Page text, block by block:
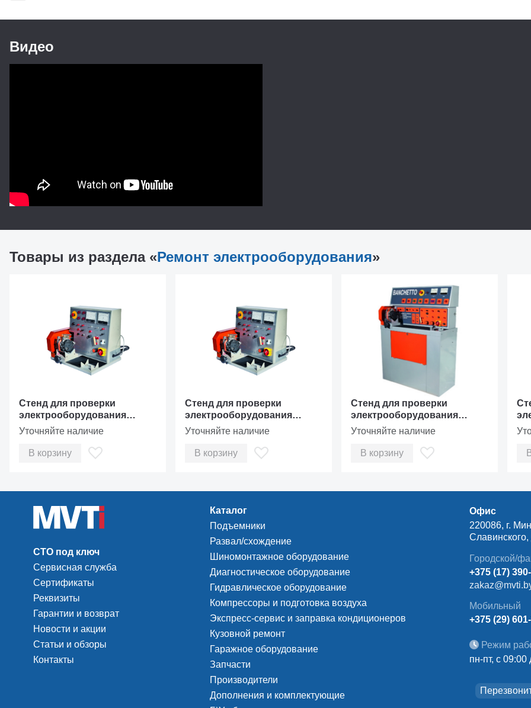
все типы генераторов и стартеров российского и импортного производства
Встроенная плавно-ступенчатая нагрузка позволяет проверить все известные марки генераторов во всем
токоскоростной характеристики (ТСХ) от 0 до 160 А
Презентация Э250 М - стенда для проверки снятого электрооборудования (генераторов и
стартеров)
Комплект поставки стенда Э250М-02:
Руководство по эксплуатации - 1 шт.
Ведомость эксплуатационных документов - 1 шт.
Вставка плавкая - 1 шт.
Зуб - 1 шт.
Диск №1 - 1 шт.
Диск №2 - 1 шт.
Прихват - 4 шт.
Приспособление
Щупы для мультиметра - 1 шт.
Зажим - 1 шт.
Видео
Товары из раздела «Ремонт электрооборудования»
Стенд для проверки
электрооборудования
легковых автомобилей
02.012.00
Уточняйте наличие
В корзину
Стенд для проверки
электрооборудования
легковых автомобилей
EVO Spin 02.012.03
Уточняйте наличие
В корзину
Стенд для проверки
электрооборудования
легковых автомобилей
INVERTER EVO Spin
Уточняйте наличие
В корзину
СТО под ключ
Сервисная служба
Сертификаты
Реквизиты
Гарантии и возврат
Новости и акции
Статьи и обзоры
Контакты
Каталог
Подъемники
Развал/схождение
Шиномонтажное оборудование
Диагностическое оборудование
Гидравлическое оборудование
Компрессоры и подготовка воздуха
Экспресс-сервис и заправка кондиционеров
Кузовной ремонт
Гаражное оборудование
Запчасти
Производители
Дополнения и комплектующие
Офис
220086, г.
Городской/
+375 (17)
Мобильный
+375 (29)
Режим
пн-пт, с 09:00